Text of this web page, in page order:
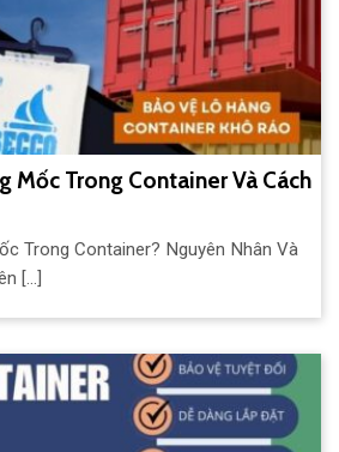
Mốc Trong Container Và Cách
Trong Container? Nguyên Nhân Và
[...]